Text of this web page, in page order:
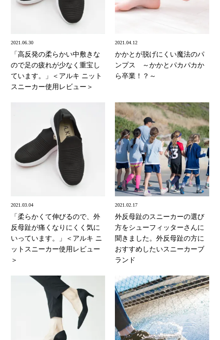
2021.06.30
「高反発の柔らかい中敷きな
ので足の疲れが少なく重宝し
ています。」＜アルキ ニット
スニーカー使用レビュー＞
2021.04.12
かかとが脱げにくい魔法のパ
ンプス ～かかとパカパカか
ら卒業！？～
2021.03.04
「柔らかくて伸びるので、外
反母趾が痛くなりにくく気に
いっています。」＜アルキ ニ
ットスニーカー使用レビュー
＞
2021.02.17
外反母趾のスニーカーの選び
方をシューフィッターさんに
聞きました。外反母趾の方に
おすすめしたいスニーカーブ
ランド